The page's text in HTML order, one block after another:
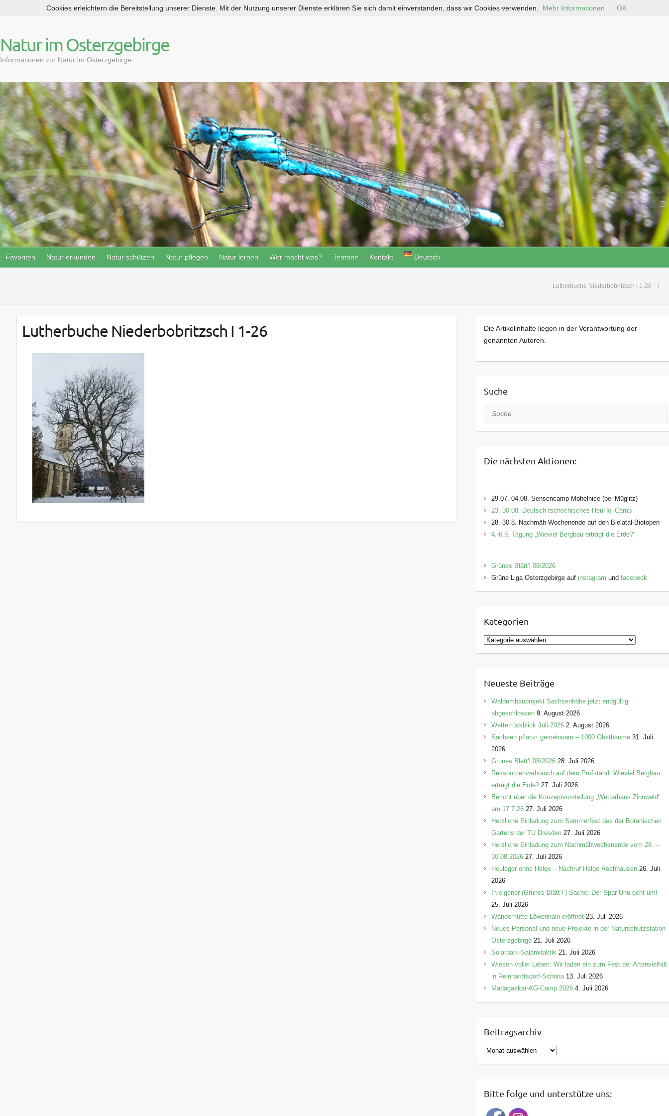
p
t
c
o
n
t
e
n
t
Natur im Osterzgebirge
Informationen zur Natur im Osterzgebirge
Favoriten Natur erkunden Natur schützen Natur pflegen Natur lernen Wer macht was? Termine Kontakt Deutsch
Lutherbuche Niederbobritzsch I 1-26
Lutherbuche Niederbobritzsch I 1-26
Die Artikelinhalte liegen in der Verantwortung der
genannten Autoren.
Suche
Suche
Die nächsten Aktionen:
29.07.-04.08. Sensencamp Mohelnice (bei Müglitz)
23.-30.08. Deutsch-tschechisches HeuHoj-Camp
28.-30.8. Nachmäh-Wochenende auf den Bielatal-Biotopen
4.-6.9. Tagung „Wieviel Bergbau erträgt die Erde?“
Grünes Blätt’l 08/2026
Grüne Liga Osterzgebirge auf instagram und facebook
Kategorien
K
a
g
o
i
e
Neueste Beiträge
Waldumbauprojekt Sachsenhöhe jetzt endgültig
abgeschlossen 9. August 2026
Wetterrückblick Juli 2026 2. August 2026
Sachsen pflanzt gemeinsam – 1000 Obstbäume 31. Juli
2026
Grünes Blätt’l 08/2026 28. Juli 2026
Ressourcenverbrauch auf dem Prüfstand: Wieviel Bergbau
erträgt die Erde? 27. Juli 2026
Bericht über die Konzeptvorstellung „Wetterhaus Zinnwald“
am 17.7.26 27. Juli 2026
Herzliche Einladung zum Sommerfest des der Botanischen
Gartens der TU Dresden 27. Juli 2026
Herzliche Einladung zum Nachmähwochenende vom 28. –
30.08.2026 27. Juli 2026
Heulager ohne Helge – Nachruf Helge Rochhausen 26. Juli
2026
In eigener (Grünes-Blätt’l-) Sache: Der Spar-Uhu geht um!
25. Juli 2026
Wanderhütte Löwenhain eröffnet 23. Juli 2026
Neues Personal und neue Projekte in der Naturschutzstation
Osterzgebirge 21. Juli 2026
Solarpark-Salamitaktik 21. Juli 2026
Wiesen voller Leben: Wir laden ein zum Fest der Artenvielfalt
in Reinhardtsdorf-Schöna 13. Juli 2026
Madagaskar-AG-Camp 2026 4. Juli 2026
Beitragsarchiv
B
e
rBitte folge und unterstütze uns:
Cookies erleichtern die Bereitstellung unserer Dienste. Mit der Nutzung unserer Dienste erklären Sie sich damit einverstanden, dass wir Cookies verwenden. Mehr Informationen OK